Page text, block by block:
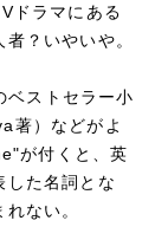
ドラマにある
？いやいや。
ストセラー小
）などがよ
が付くと、英
した名詞とな
ない。